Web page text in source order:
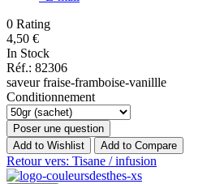
0 Rating
4,50 €
In Stock
Réf.: 82306
saveur fraise-framboise-vanillle
Conditionnement
Poser une question
Add to Wishlist
Add to Compare
Retour vers: Tisane / infusion